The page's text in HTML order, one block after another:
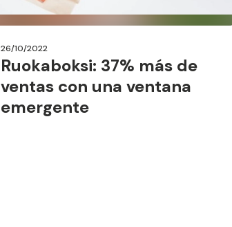
26/10/2022
Ruokaboksi: 37% más de
ventas con una ventana
emergente